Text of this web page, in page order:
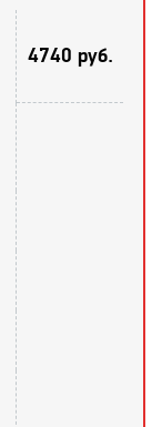
4740 руб.